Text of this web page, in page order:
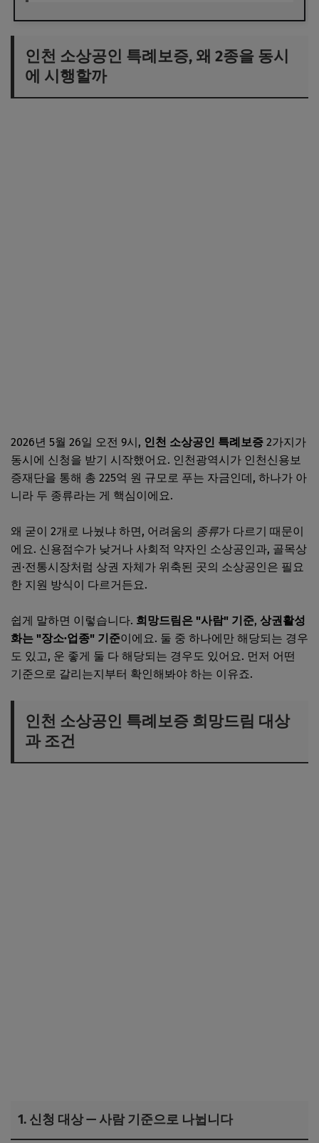
인천 소상공인 특례보증, 왜 2종을 동시
에 시행할까
2026년 5월 26일 오전 9시, 인천 소상공인 특례보증 2가지가
동시에 신청을 받기 시작했어요. 인천광역시가 인천신용보
증재단을 통해 총 225억 원 규모로 푸는 자금인데, 하나가 아
니라 두 종류라는 게 핵심이에요.
왜 굳이 2개로 나눴냐 하면, 어려움의 종류가 다르기 때문이
에요. 신용점수가 낮거나 사회적 약자인 소상공인과, 골목상
권·전통시장처럼 상권 자체가 위축된 곳의 소상공인은 필요
한 지원 방식이 다르거든요.
쉽게 말하면 이렇습니다. 희망드림은 "사람" 기준, 상권활성
화는 "장소·업종" 기준이에요. 둘 중 하나에만 해당되는 경우
도 있고, 운 좋게 둘 다 해당되는 경우도 있어요. 먼저 어떤
기준으로 갈리는지부터 확인해봐야 하는 이유죠.
인천 소상공인 특례보증 희망드림 대상
과 조건
1. 신청 대상 — 사람 기준으로 나뉩니다